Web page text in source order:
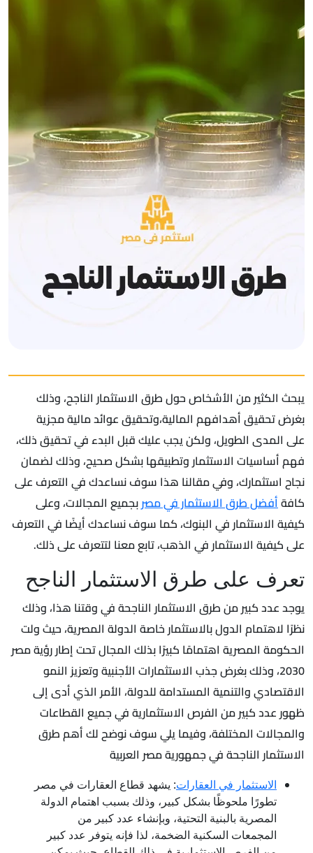
يبحث الكثير من الأشخاص حول طرق الاستثمار الناجح، وذلك
بغرض تحقيق أهدافهم المالية،وتحقيق عوائد مالية مجزية
على المدى الطويل، ولكن يجب عليك قبل البدء في تحقيق ذلك،
فهم أساسيات الاستثمار وتطبيقها بشكل صحيح، وذلك لضمان
نجاح استثمارك، وفي مقالنا هذا سوف نساعدك في التعرف على
كافةأفضل طرق الاستثمار في مصربجميع المجالات، وعلى
كيفية الاستثمار في البنوك، كما سوف نساعدك أيضًا في التعرف
على كيفية الاستثمار في الذهب، تابع معنا لتتعرف على ذلك.
تعرف على طرق الاستثمار الناجح
يوجد عدد كبير من طرق الاستثمار الناجحة في وقتنا هذا، وذلك
نظرًا لاهتمام الدول بالاستثمار خاصة الدولة المصرية، حيث ولت
الحكومة المصرية اهتمامًا كبيرًا بذلك المجال تحت إطار رؤية مصر
2030، وذلك بغرض جذب الاستثمارات الأجنبية وتعزيز النمو
الاقتصادي والتنمية المستدامة للدولة، الأمر الذي أدى إلى
ظهور عدد كبير من الفرص الاستثمارية في جميع القطاعات
والمجالات المختلفة، وفيما يلي سوف نوضح لك أهم طرق
الاستثمار الناجحة في جمهورية مصر العربية
الاستثمار في العقارات: يشهد قطاع العقارات في مصر
تطورًا ملحوظًا بشكل كبير، وذلك بسبب اهتمام الدولة
المصرية بالبنية التحتية، وبإنشاء عدد كبير من
المجمعات السكنية الضخمة، لذا فإنه يتوفر عدد كبير